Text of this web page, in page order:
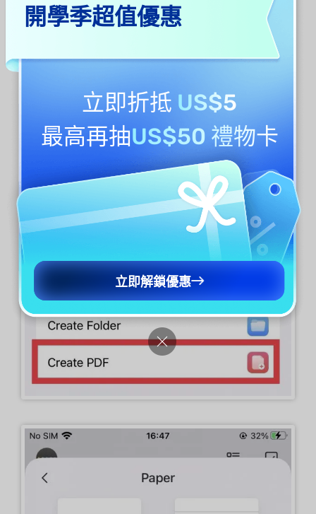
開學季超值優惠
立即折抵 US$5
最高再抽US$50 禮物卡
立即解鎖優惠